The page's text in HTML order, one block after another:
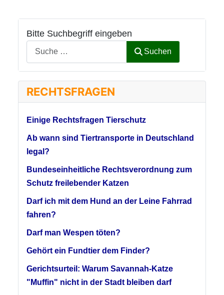
Bitte Suchbegriff eingeben
Suchen
RECHTSFRAGEN
Einige Rechtsfragen Tierschutz
Ab wann sind Tiertransporte in Deutschland
legal?
Bundeseinheitliche Rechtsverordnung zum
Schutz freilebender Katzen
Darf ich mit dem Hund an der Leine Fahrrad
fahren?
Darf man Wespen töten?
Gehört ein Fundtier dem Finder?
Gerichtsurteil: Warum Savannah-Katze
"Muffin" nicht in der Stadt bleiben darf